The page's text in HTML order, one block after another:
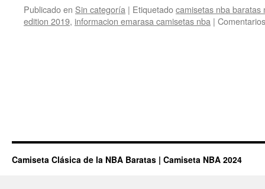
Publicado en Sin categoría | Etiquetadocamisetas nba baratas
edition 2019, informacion emarasa camisetas nba |
Camiseta Clásica de la NBA Baratas | Camiseta NBA 2024